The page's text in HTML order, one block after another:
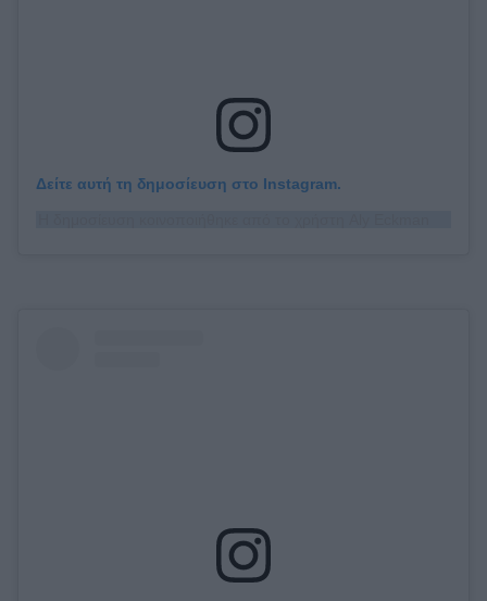
Δείτε αυτή τη δημοσίευση στο Instagram.